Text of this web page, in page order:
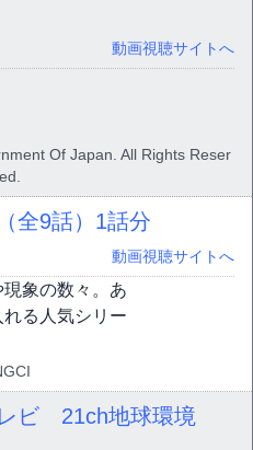
動画視聴サイトへ
Of Japan. All Rights Reser
全9話） 1話分
動画視聴サイトへ
象の数々。あ
る人気シリー
ビ 21ch地球環境